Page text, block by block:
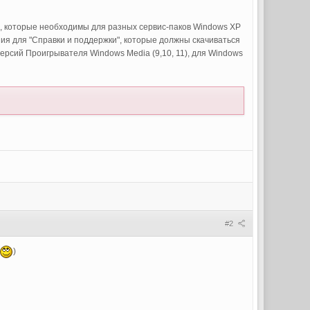
необходимы для разных сервис-паков Windows XP
для "Справки и поддержки", которые должны скачиваться
Проигрывателя Windows Media (9,10, 11), для Windows
#2
)